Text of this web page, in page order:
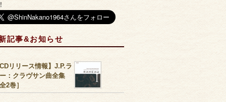
記事&お知らせ
リリース情報】J.P.ラ
：クラヴサン曲全集
2巻］